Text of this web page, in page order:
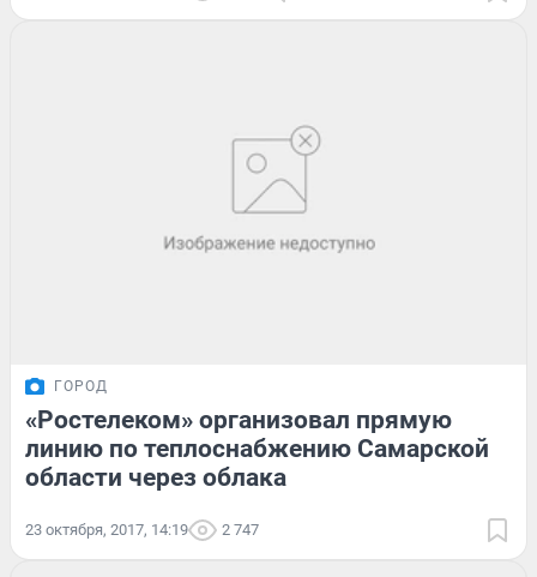
ГОРОД
«Ростелеком» организовал прямую
линию по теплоснабжению Самарской
области через облака
23 октября, 2017, 14:19 2 747